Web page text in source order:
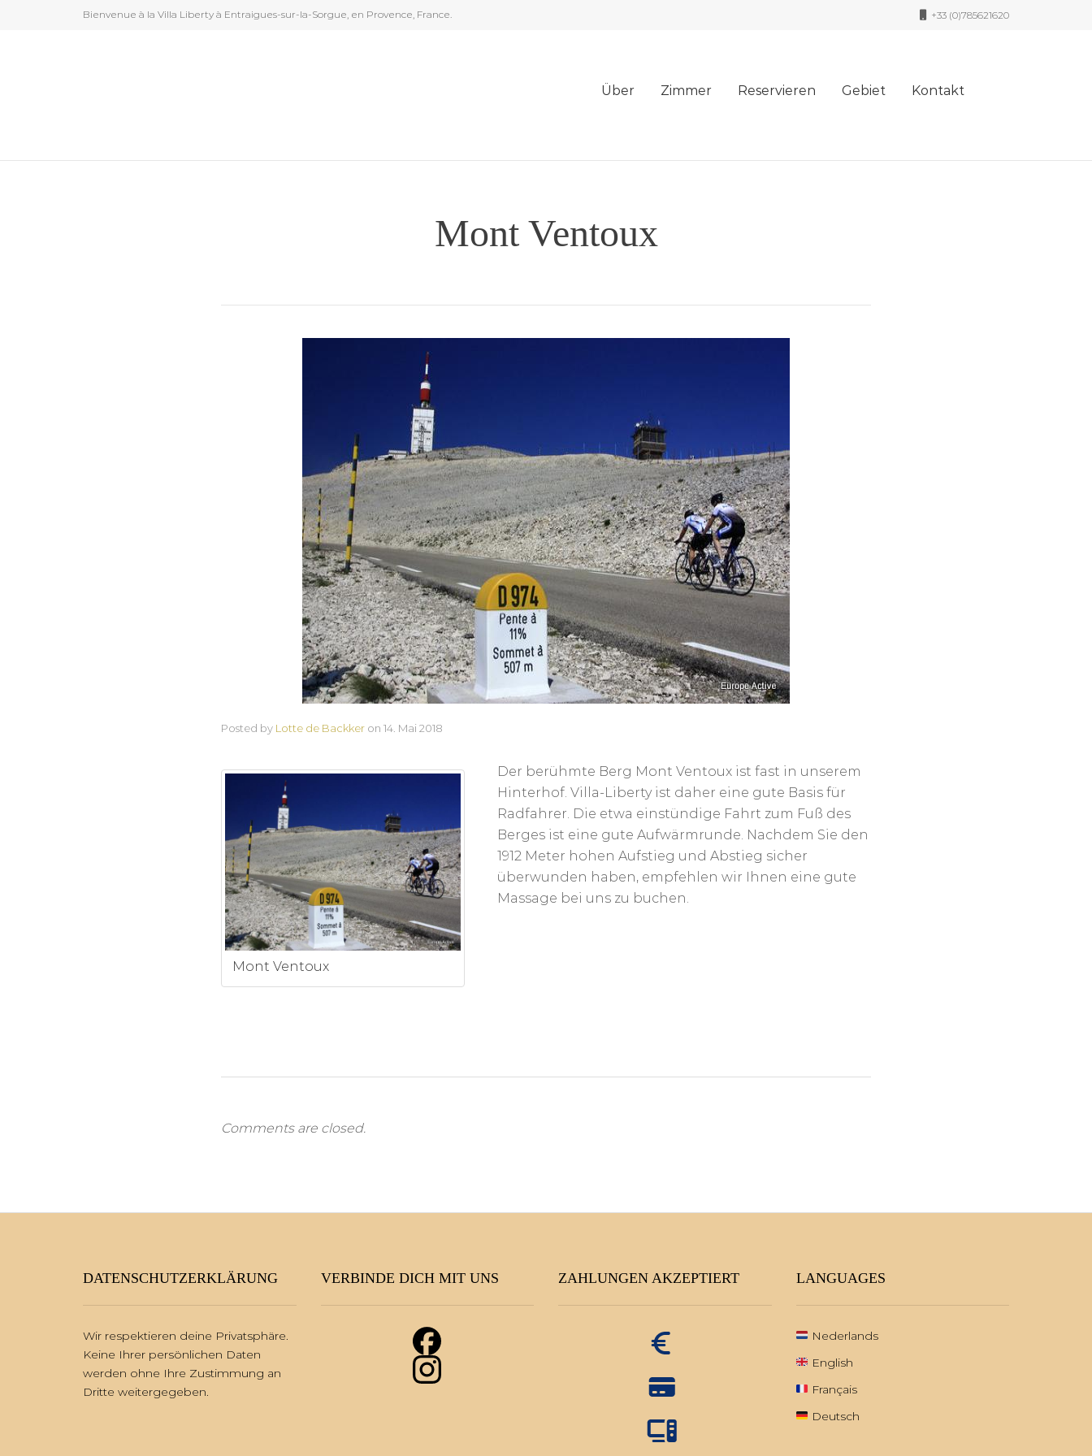
Bienvenue à la Villa Liberty à Entraigues-sur-la-Sorgue, en Provence, France. +33 (0)785621620
Über Zimmer Reservieren Gebiet Kontakt
Mont Ventoux
Posted by Lotte de Backker on 14. Mai 2018
Mont Ventoux
Der berühmte Berg Mont Ventoux ist fast in unserem
Hinterhof. Villa-Liberty ist daher eine gute Basis für
Radfahrer. Die etwa einstündige Fahrt zum Fuß des
Berges ist eine gute Aufwärmrunde. Nachdem Sie den
1912 Meter hohen Aufstieg und Abstieg sicher
überwunden haben, empfehlen wir Ihnen eine gute
Massage bei uns zu buchen.
Comments are closed.
DATENSCHUTZERKLÄRUNG
Wir respektieren deine Privatsphäre.
Keine Ihrer persönlichen Daten
werden ohne Ihre Zustimmung an
Dritte weitergegeben.
VERBINDE DICH MIT UNS ZAHLUNGEN AKZEPTIERT LANGUAGES
Nederlands
English
Français
Deutsch